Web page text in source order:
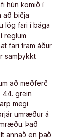
hún komið í
að biðja
lög fari í bága
reglum
fari fram áður
samþykkt
að meðferð
44. grein
megi
umræður á
Það
annað en það